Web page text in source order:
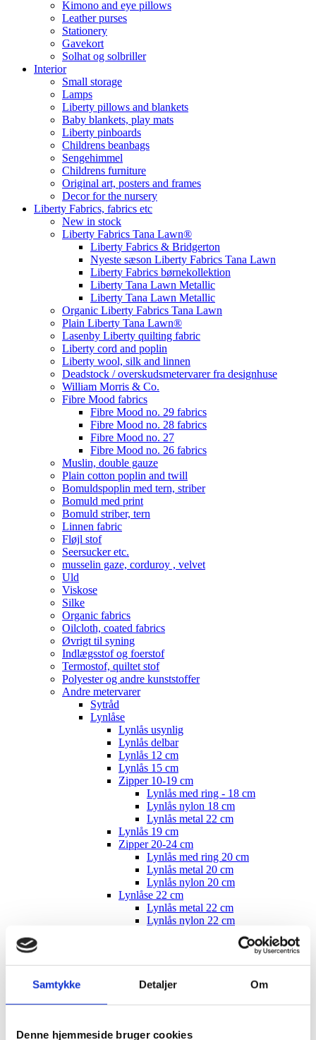
Samtykke Detaljer Om
Denne hjemmeside bruger cookies
Kimono and eye pillows
Leather purses
Stationery
Gavekort
Solhat og solbriller
Interior
Small storage
Lamps
Liberty pillows and blankets
Baby blankets, play mats
Liberty pinboards
Childrens beanbags
Sengehimmel
Childrens furniture
Original art, posters and frames
Decor for the nursery
Liberty Fabrics, fabrics etc
New in stock
Liberty Fabrics Tana Lawn®
Liberty Fabrics & Bridgerton
Nyeste sæson Liberty Fabrics Tana Lawn
Liberty Fabrics børnekollektion
Liberty Tana Lawn Metallic
Liberty Tana Lawn Metallic
Organic Liberty Fabrics Tana Lawn
Plain Liberty Tana Lawn®
Lasenby Liberty quilting fabric
Liberty cord and poplin
Liberty wool, silk and linnen
Deadstock / overskudsmetervarer fra designhuse
William Morris & Co.
Fibre Mood fabrics
Fibre Mood no. 29 fabrics
Fibre Mood no. 28 fabrics
Fibre Mood no. 27
Fibre Mood no. 26 fabrics
Muslin, double gauze
Plain cotton poplin and twill
Bomuldspoplin med tern, striber
Bomuld med print
Bomuld striber, tern
Linnen fabric
Fløjl stof
Seersucker etc.
musselin gaze, corduroy , velvet
Uld
Viskose
Silke
Organic fabrics
Oilcloth, coated fabrics
Øvrigt til syning
Indlægsstof og foerstof
Termostof, quiltet stof
Polyester og andre kunststoffer
Andre metervarer
Sytråd
Lynlåse
Lynlås usynlig
Lynlås delbar
Lynlås 12 cm
Lynlås 15 cm
Zipper 10-19 cm
Lynlås med ring - 18 cm
Lynlås nylon 18 cm
Lynlås metal 22 cm
Lynlås 19 cm
Zipper 20-24 cm
Lynlås med ring 20 cm
Lynlås metal 20 cm
Lynlås nylon 20 cm
Lynlåse 22 cm
Lynlås metal 22 cm
Lynlås nylon 22 cm
Lynlås med ring 25 cm
Lynlås med ring nylon 25 cm
Zipper 30-34 cm
Lynlås metal 30 cm